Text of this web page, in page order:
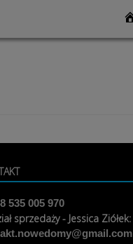
535 005 970
sprzedaży - Jessica Ziółek: